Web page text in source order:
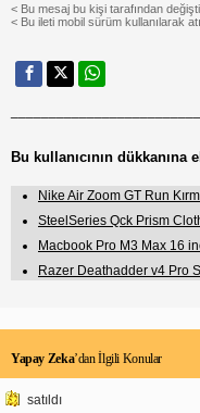
< Bu mesaj bu kişi tarafından
< Bu ileti mobil sürüm kullanılarak
Bu kullanıcının dükkanına
Nike Air Zoom GT Run
SteelSeries Qck Prism
Macbook Pro M3 Max 16
Razer Deathadder v4 Pro
Yapay Zeka’dan İlgili Konular
satıldı